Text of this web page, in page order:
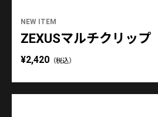
NEW ITEM
ZEXUSマルチクリップ
¥2,420 （税込）